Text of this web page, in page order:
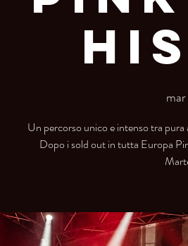
Un percorso unico e intenso tra
Dopo i sold out in tutta Europa